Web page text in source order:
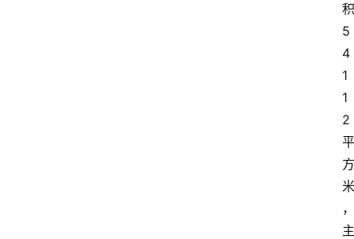
积
5
4
1
1
2
平
方
米
，
主